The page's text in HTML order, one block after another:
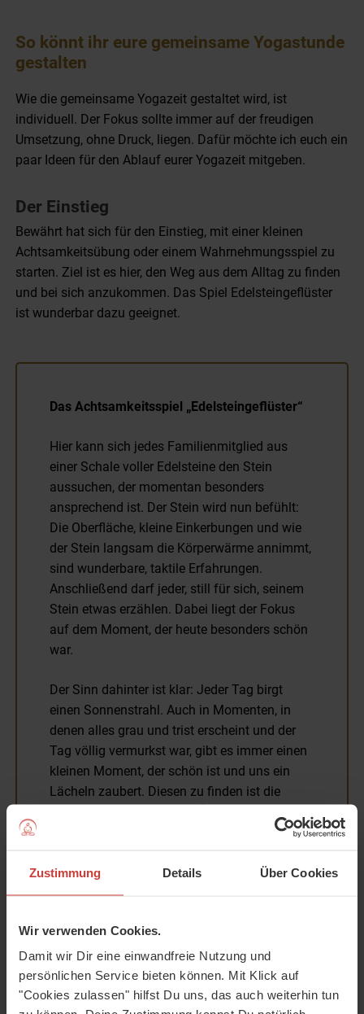
Zustimmung Details Über Cookies
Wir verwenden Cookies.
Damit wir Dir eine einwandfreie Nutzung und
persönlichen Service bieten können. Mit Klick auf
"Cookies zulassen" hilfst Du uns, das auch weiterhin tun
So könnt ihr eure gemeinsame Yogastunde
gestalten
Wie die gemeinsame Yogazeit gestaltet wird, ist
individuell. Der Fokus sollte immer auf der freudigen
Umsetzung, ohne Druck, liegen. Dafür möchte ich euch ein
paar Ideen für den Ablauf eurer Yogazeit mitgeben.
Der Einstieg
Bewährt hat sich für den Einstieg, mit einer kleinen
Achtsamkeitsübung oder einem Wahrnehmungsspiel zu
starten. Ziel ist es hier, den Weg aus dem Alltag zu finden
und bei sich anzukommen. Das Spiel Edelsteingeflüster
ist wunderbar dazu geeignet.
Das Achtsamkeitsspiel „Edelsteingeflüster“
Hier kann sich jedes Familienmitglied aus
einer Schale voller Edelsteine den Stein
aussuchen, der momentan besonders
ansprechend ist. Der Stein wird nun befühlt:
Die Oberfläche, kleine Einkerbungen und wie
der Stein langsam die Körperwärme annimmt,
sind wunderbare, taktile Erfahrungen.
Anschließend darf jeder, still für sich, seinem
Stein etwas erzählen. Dabei liegt der Fokus
auf dem Moment, der heute besonders schön
war.
Der Sinn dahinter ist klar: Jeder Tag birgt
einen Sonnenstrahl. Auch in Momenten, in
denen alles grau und trist erscheint und der
Tag völlig vermurkst war, gibt es immer einen
kleinen Moment, der schön ist und uns ein
Lächeln zaubert. Diesen zu finden ist die
Einstieg in die gemeinsame Yogazeit. Dazu finden sich
liebevolle, kindgerechte Vertonungen, so wie dieses Lied
von Mai Cocopelli. Ich finde es sehr schön, vor allem für